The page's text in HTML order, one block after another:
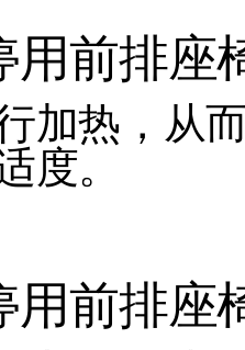
（在新窗
用前排座
加热，从
度。
用前排座